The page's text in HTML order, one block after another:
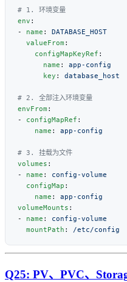
env
- name :
  valueFrom
    configMapKeyRef
      name
:
      key
:
envFrom
- configMapRef
    name
:
volumes
- name :
  configMap
    name
:
volumeMounts
- name :
  mountPath
:
Q25: PV、PVC、